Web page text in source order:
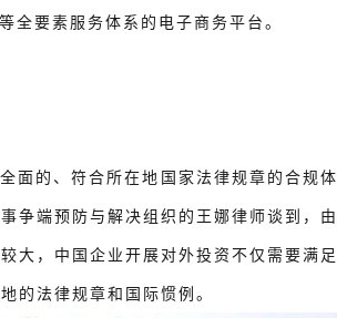
全要素服务体系的电子商务平台。
面的、符合所在地国家法律规章的合规体
争端预防与解决组织的王娜律师谈到，由
大，中国企业开展对外投资不仅需要满足
的法律规章和国际惯例。